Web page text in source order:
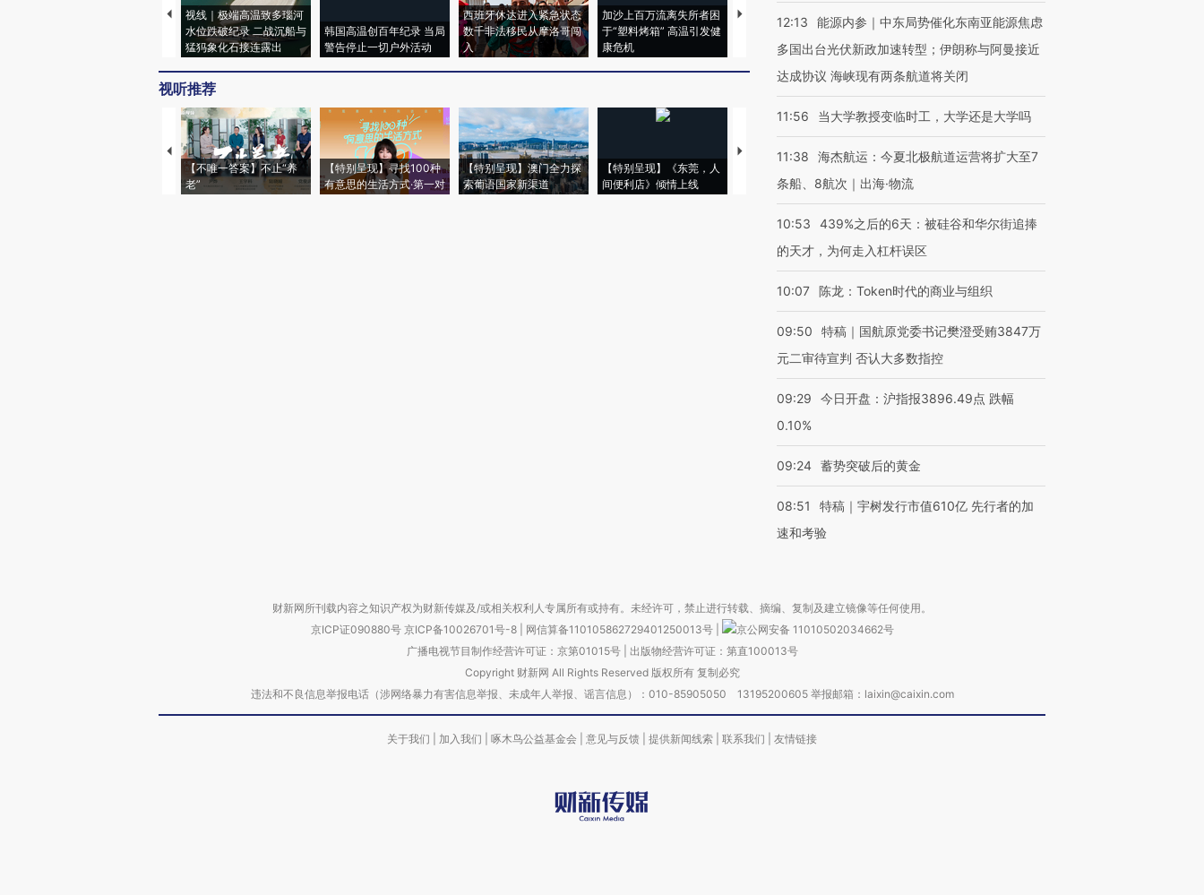
视线｜极端高温致多瑙河
水位跌破纪录 二战沉船与
猛犸象化石接连露出
韩国高温创百年纪录 当局
警告停止一切户外活动
西班牙休达进入紧急状态
数千非法移民从摩洛哥闯
入
加沙上百万流离失所者困
于“塑料烤箱” 高温引发健
康危机
视线｜HYROX的吸金
术：是什么让中产们甘
心“花钱找虐”？
马航飞行员跨国走私7万
粒摇头丸 尿检体内含3种
毒品
视线｜被称为“蟑螂”的印
度Z世代 用街头抗争将教
育部长拱下台
视听推荐
【不唯一答案】不止“养
老”
【特别呈现】寻找100种
有意思的生活方式·第一对
【特别呈现】澳门全力探
索葡语国家新渠道
【特别呈现】《东莞，人
间便利店》倾情上线
【推广】走进第四届链博
有意思的生活方式·第三对
【商旅对话】华住集团
12:13
能源内参｜中东局势催化东南亚能源焦虑
多国出台光伏新政加速转型；伊朗称与阿曼接近
达成协议 海峡现有两条航道将关闭
11:56 当大学教授变临时工，大学还是大学吗
11:38
海杰航运：今夏北极航道运营将扩大至7
条船、8航次｜出海·物流
10:53
439%之后的6天：被硅谷和华尔街追捧
的天才，为何走入杠杆误区
10:07 陈龙：Token时代的商业与组织
09:50
特稿｜国航原党委书记樊澄受贿3847万
元二审待宣判 否认大多数指控
09:29
今日开盘：沪指报3896.49点 跌幅
0.10%
09:24 蓄势突破后的黄金
08:51
特稿｜宇树发行市值610亿 先行者的加
速和考验
财新网所刊载内容之知识产权为财新传媒及/或相关权利人专属所有或持有。未经许可，禁止进行转载、摘编、复制及建立镜像等任何使用。
京ICP证090880号 京ICP备10026701号-8 网信算备110105862729401250013号
京公网安备 11010502034662号
广播电视节目制作经营许可证：京第01015号| 出版物经营许可证：第直100013号
Copyright 财新网 All Rights Reserved 版权所有 复制必究
违法和不良信息举报电话（涉网络暴力有害信息举报、未成年人举报、谣言信息）：010-85905050 13195200605 举报邮箱：laixin@caixin.com
关于我们 加入我们 啄木鸟公益基金会 意见与反馈 提供新闻线索 联系我们 友情链接